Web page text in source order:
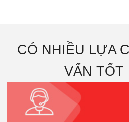
CÓ NHIỀU LỰA
VẤN TỐT